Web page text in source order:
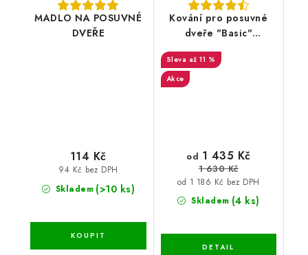
MADLO NA POSUVNÉ
DVEŘE
Skladem (>10 ks)
94 Kč bez DPH
114 Kč
Kování pro posuvné
dveře "Basic"
až 11 %
Akce
Skladem (4 ks)
od 1 186 Kč bez DPH
od 1 435 Kč
1 630 Kč